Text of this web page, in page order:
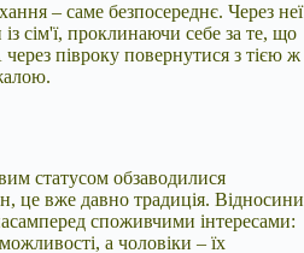
– саме безпосереднє. Через неї
сім'ї, проклинаючи себе за те, що
півроку повернутися з тією ж
статусом обзаводилися
це вже давно традиція. Відносини
споживчими інтересами:
а чоловіки – їх